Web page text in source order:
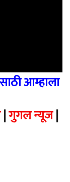
आम्हाला
|गुगल न्यूज|